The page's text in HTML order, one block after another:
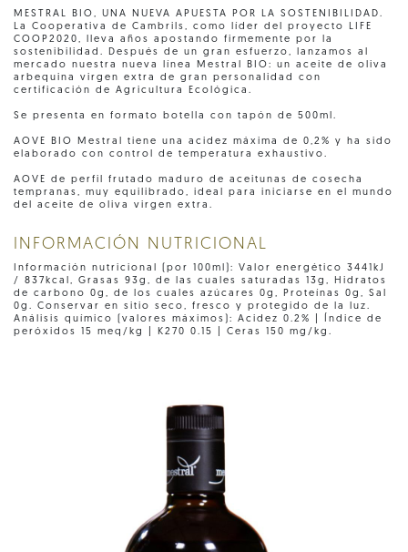
MESTRAL BIO, UNA NUEVA APUESTA POR LA SOSTENIBILIDAD.
La Cooperativa de Cambrils, como líder del proyecto LIFE
COOP2020, lleva años apostando firmemente por la
sostenibilidad. Después de un gran esfuerzo, lanzamos al
mercado nuestra nueva línea Mestral BIO: un aceite de oliva
arbequina virgen extra de gran personalidad con
certificación de Agricultura Ecológica.
Se presenta en formato botella con tapón de 500ml.
AOVE BIO Mestral tiene una acidez máxima de 0,2% y ha sido
elaborado con control de temperatura exhaustivo.
AOVE de perfil frutado maduro de aceitunas de cosecha
tempranas, muy equilibrado, ideal para iniciarse en el mundo
del aceite de oliva virgen extra.
INFORMACIÓN NUTRICIONAL
Información nutricional (por 100ml): Valor energético 3441kJ
/ 837kcal, Grasas 93g, de las cuales saturadas 13g, Hidratos
de carbono 0g, de los cuales azúcares 0g, Proteínas 0g, Sal
0g. Conservar en sitio seco, fresco y protegido de la luz.
Análisis químico (valores máximos): Acidez 0.2% | Índice de
peróxidos 15 meq/kg | K270 0.15 | Ceras 150 mg/kg.